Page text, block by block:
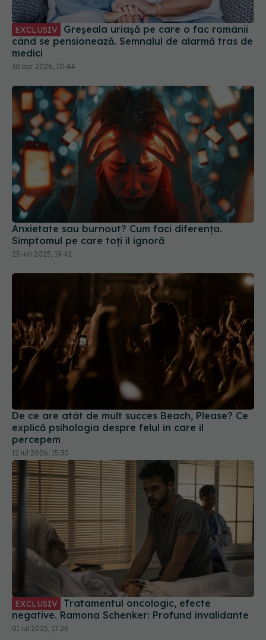
EXCLUSIV
când se pensionează. Semnalul de alarmă tras de
medici
30 apr 2026, 10:44
Anxietate sau burnout? Cum faci diferența.
Simptomul pe care toți îl ignoră
25 iun 2025, 19:42
De ce are atât de mult succes Beach, Please? Ce
explică psihologia despre felul în care îl
percepem
12 iul 2026, 15:30
EXCLUSIV
negative. Ramona Schenker: Profund invalidante
01 iul 2025, 17:26